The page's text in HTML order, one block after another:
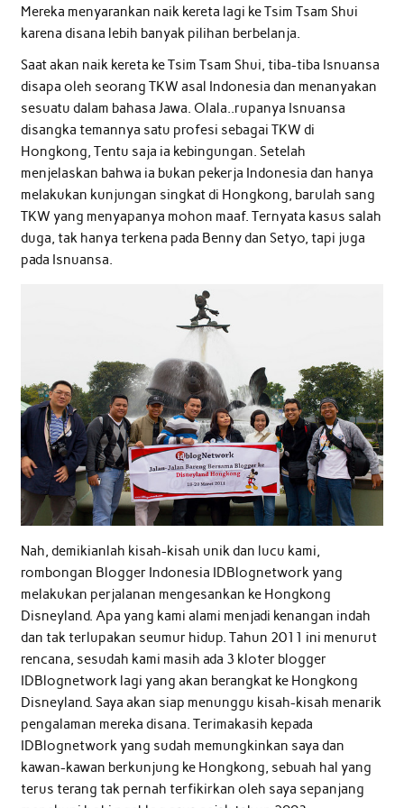
Mereka menyarankan naik kereta lagi ke Tsim Tsam Shui
karena disana lebih banyak pilihan berbelanja.
Saat akan naik kereta ke Tsim Tsam Shui, tiba-tiba Isnuansa
disapa oleh seorang TKW asal Indonesia dan menanyakan
sesuatu dalam bahasa Jawa. Olala..rupanya Isnuansa
disangka temannya satu profesi sebagai TKW di
Hongkong, Tentu saja ia kebingungan. Setelah
menjelaskan bahwa ia bukan pekerja Indonesia dan hanya
melakukan kunjungan singkat di Hongkong, barulah sang
TKW yang menyapanya mohon maaf. Ternyata kasus salah
duga, tak hanya terkena pada Benny dan Setyo, tapi juga
pada Isnuansa.
Nah, demikianlah kisah-kisah unik dan lucu kami,
rombongan Blogger Indonesia IDBlognetwork yang
melakukan perjalanan mengesankan ke Hongkong
Disneyland. Apa yang kami alami menjadi kenangan indah
dan tak terlupakan seumur hidup. Tahun 2011 ini menurut
rencana, sesudah kami masih ada 3 kloter blogger
IDBlognetwork lagi yang akan berangkat ke Hongkong
Disneyland. Saya akan siap menunggu kisah-kisah menarik
pengalaman mereka disana. Terimakasih kepada
IDBlognetwork yang sudah memungkinkan saya dan
kawan-kawan berkunjung ke Hongkong, sebuah hal yang
terus terang tak pernah terfikirkan oleh saya sepanjang